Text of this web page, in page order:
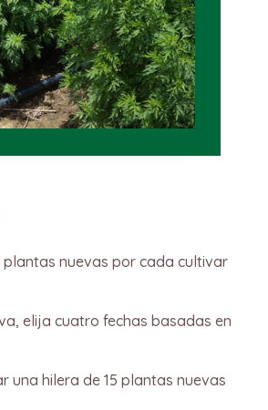
nuevas por cada cultivar
elija cuatro fechas basadas en
una hilera de 15 plantas nuevas